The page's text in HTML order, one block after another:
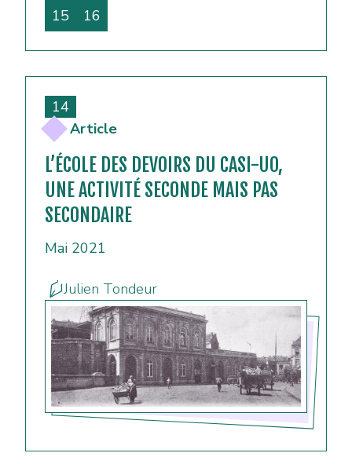
15
16
Article
L’ÉCOLE DES DEVOIRS DU CASI-UO,
UNE ACTIVITÉ SECONDE MAIS PAS
SECONDAIRE
Mai 2021
Julien Tondeur
14